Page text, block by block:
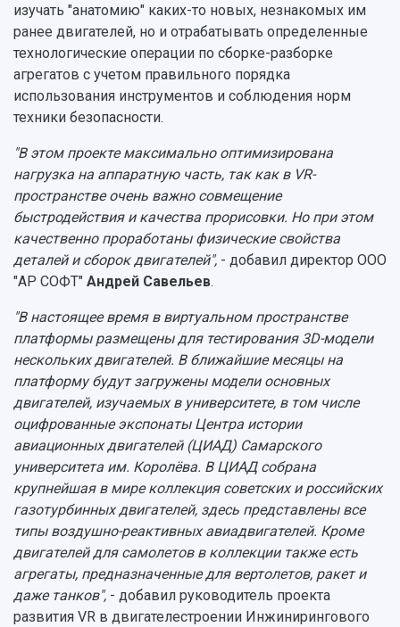
изучать "анатомию" каких-то новых, незнакомых им
ранее двигателей, но и отрабатывать определенные
технологические операции по сборке-разборке
агрегатов с учетом правильного порядка
использования инструментов и соблюдения норм
техники безопасности.
"В этом проекте максимально оптимизирована
нагрузка на аппаратную часть, так как в VR-
пространстве очень важно совмещение
быстродействия и качества прорисовки. Но при этом
качественно проработаны физические свойства
деталей и сборок двигателей", - добавил директор ООО
"АР СОФТ" Андрей Савельев.
"В настоящее время в виртуальном пространстве
платформы размещены для тестирования 3D-модели
нескольких двигателей. В ближайшие месяцы на
платформу будут загружены модели основных
двигателей, изучаемых в университете, в том числе
оцифрованные экспонаты Центра истории
авиационных двигателей (ЦИАД) Самарского
университета им. Королёва. В ЦИАД собрана
крупнейшая в мире коллекция советских и российских
газотурбинных двигателей, здесь представлены все
типы воздушно-реактивных авиадвигателей. Кроме
двигателей для самолетов в коллекции также есть
агрегаты, предназначенные для вертолетов, ракет и
даже танков", - добавил руководитель проекта
развития VR в двигателестроении Инжинирингового